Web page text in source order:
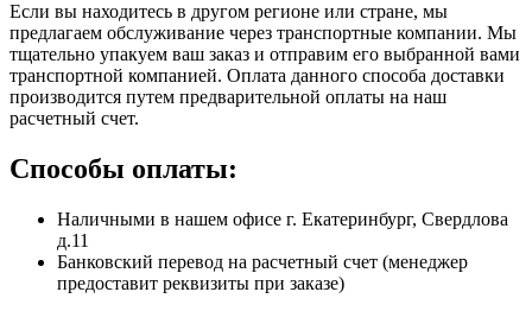
Если вы находитесь в другом регионе или стране, мы
предлагаем обслуживание через транспортные компании. Мы
тщательно упакуем ваш заказ и отправим его выбранной вами
транспортной компанией. Оплата данного способа доставки
производится путем предварительной оплаты на наш
расчетный счет.
Способы оплаты:
Наличными в нашем офисе г. Екатеринбург, Свердлова
д.11
Банковский перевод на расчетный счет (менеджер
предоставит реквизиты при заказе)